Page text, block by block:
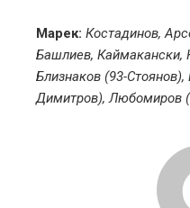
Марек: Костадинов,
Башлиев, Каймакански,
Близнаков (93-
Димитров), Любомиров